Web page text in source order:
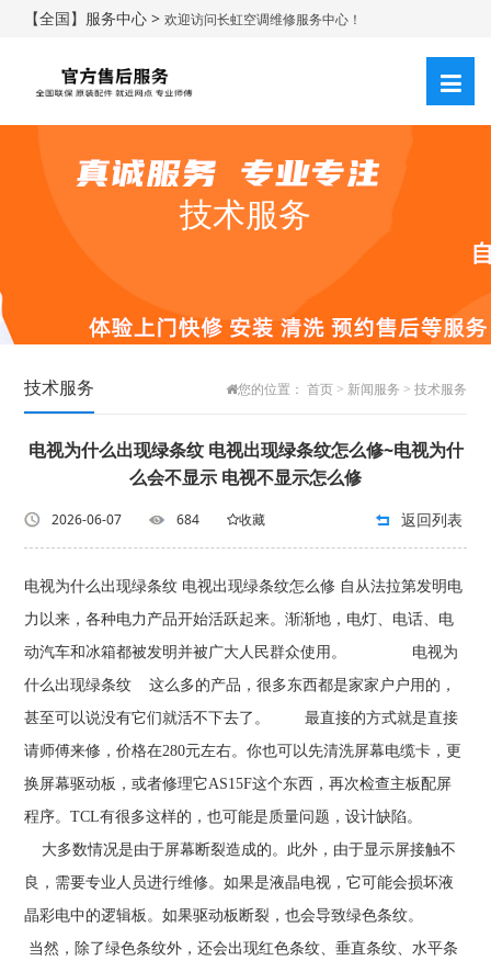
【全国】服务中心 >欢迎访问长虹空调维修服务中心！
技术服务
技术服务 您的位置： 首页> 新闻服务 > 技术服务
电视为什么出现绿条纹 电视出现绿条纹怎么修~电视为什
么会不显示 电视不显示怎么修
2026-06-07 684 收藏 返回列表
电视为什么出现绿条纹 电视出现绿条纹怎么修 自从法拉第发明电
力以来，各种电力产品开始活跃起来。渐渐地，电灯、电话、电
动汽车和冰箱都被发明并被广大人民群众使用。 电视为
什么出现绿条纹 这么多的产品，很多东西都是家家户户用的，
甚至可以说没有它们就活不下去了。 最直接的方式就是直接
请师傅来修，价格在280元左右。你也可以先清洗屏幕电缆卡，更
换屏幕驱动板，或者修理它AS15F这个东西，再次检查主板配屏
程序。TCL有很多这样的，也可能是质量问题，设计缺陷。
大多数情况是由于屏幕断裂造成的。此外，由于显示屏接触不
良，需要专业人员进行维修。如果是液晶电视，它可能会损坏液
晶彩电中的逻辑板。如果驱动板断裂，也会导致绿色条纹。
当然，除了绿色条纹外，还会出现红色条纹、垂直条纹、水平条